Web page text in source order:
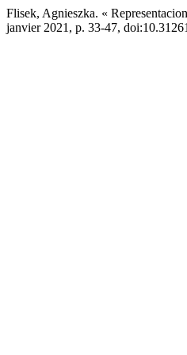
Flisek, Agnieszka. «
janvier 2021, p. 33-47,